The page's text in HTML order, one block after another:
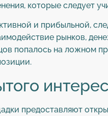
которые следует
и прибыльной,
рынков,
попалось на ложном
предоставляют